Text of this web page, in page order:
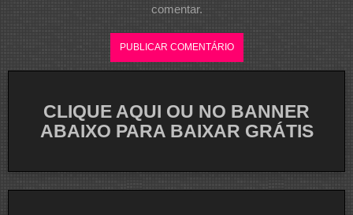
comentar.
CLIQUE AQUI OU NO BANNER
ABAIXO PARA BAIXAR GRÁTIS